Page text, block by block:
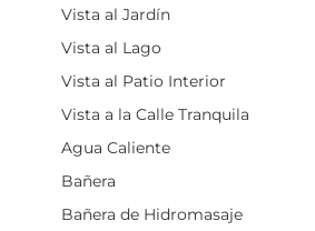
Vista al Jardín
Vista al Lago
Vista al Patio Interior
Vista a la Calle Tranquila
Agua Caliente
Bañera
Bañera de Hidromasaje